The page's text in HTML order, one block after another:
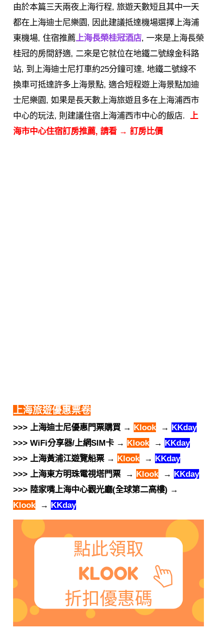
由於本篇三天兩夜上海行程, 旅遊天數短且其中一天
都在上海迪士尼樂園, 因此建議抵達機場選擇上海浦
東機場, 住宿推薦上海長榮桂冠酒店, 一來是上海長榮
桂冠的房間舒適, 二來是它就位在地鐵二號線金科路
站, 到上海迪士尼打車約25分鐘可達, 地鐵二號線不
換車可抵達許多上海景點, 適合短程遊上海景點加迪
士尼樂園, 如果是長天數上海旅遊且多在上海浦西市
中心的玩法, 則建議住宿上海浦西市中心的飯店.
上
海市中心住宿訂房推薦, 請看 → 訂房比價
上海旅遊優惠票卷
>>> 上海迪士尼優惠門票購買 → Klook→ KKday
>>> WiFi分享器/上網SIM卡 → Klook→ KKday
>>> 上海黃浦江遊覽船票 → Klook→ KKday
>>> 上海東方明珠電視塔門票 → Klook→ KKday
>>> 陸家嘴上海中心觀光廳(全球第二高樓) →
Klook→ KKday